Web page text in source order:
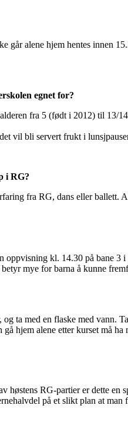
går alene hjem hentes innen
egnet for?
fra 5 (født i 2012) til 13/
vil bli servert frukt i
i RG?
fra RG, dans eller ballett.
oppvisning kl. 14.30 på bane
mye for barna å kunne
ta med en flaske med vann.
hjem alene etter kurset må
høstens RG-partier er dette
på et slikt plan at